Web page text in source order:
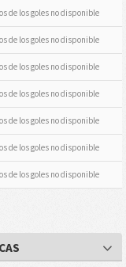
de los goles no disponible
de los goles no disponible
de los goles no disponible
de los goles no disponible
de los goles no disponible
de los goles no disponible
de los goles no disponible